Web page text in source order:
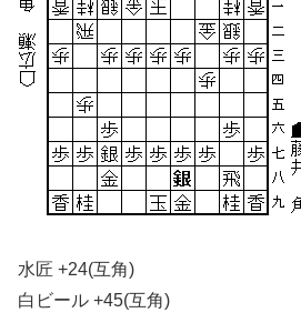
水匠 +24(互角)
白ビール +45(互角)